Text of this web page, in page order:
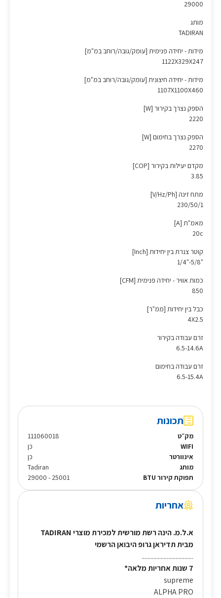
29000
מותג
TADIRAN
מידות - יחידה פנימית [עומק/גובה/רוחב במ"מ]
1122X329X247
מידות - יחידה חיצונית [עומק/גובה/רוחב במ"מ]
1107X1100X460
הספק נצרך בקירור [W]
2220
הספק נצרך בחימום [W]
2270
מקדם יעילות בקירור [COP]
3.85
מתח זינה [V/Hz/Ph]
230/50/1
מאמ"ת [A]
20c
קוטר צנרת בין יחידות [Inch]
"5/8-"1/4
כמות אוויר - יחידה פנימית [CFM]
850
כבל בין יחידות [ממ"ר]
4X2.5
זרם עבודה בקירור
6.5-14.6A
זרם עבודה בחימום
6.5-15.4A
תכונות
מק״ט
111060018
WIFI
כן
אינוורטר
כן
מותג
Tadiran
תפוקת קירור BTU
25001 - 29000
אחריות
א.ל.מ. הינה רשת מורשית למכירת מוצרי TADIRAN
מבית תדיראן גרופ היבואן הרשמי
...................................
7 שנות אחריות מלאה*
supreme
ALPHA PRO